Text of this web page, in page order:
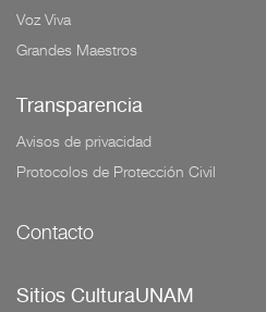
Voz Viva
Grandes Maestros
Transparencia
Avisos de privacidad
Protocolos de Protección Civil
Contacto
Sitios CulturaUNAM